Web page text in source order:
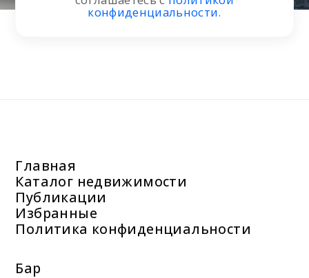
конфиденциальности.
Главная
Каталог недвижимости
Публикации
Избранные
Политика конфиденциальности
Бар